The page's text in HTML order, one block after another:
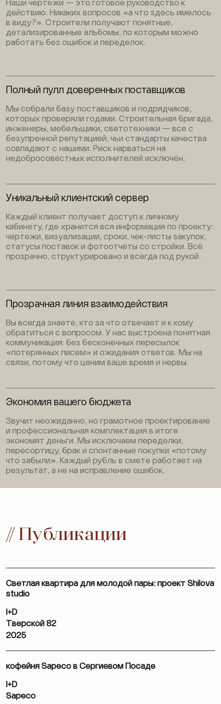
Наши чертежи — это готовое руководство к
действию. Никаких вопросов «а что здесь имелось
в виду?». Строители получают понятные,
детализированные альбомы, по которым можно
работать без ошибок и переделок.
Полный пулл доверенных поставщиков
Мы собрали базу поставщиков и подрядчиков,
которых проверяли годами. Строительная бригада,
инженеры, мебельщики, светотехники — все с
безупречной репутацией, чьи стандарты качества
совпадают с нашими. Риск нарваться на
недобросовестных исполнителей исключён.
Уникальный клиентский сервер
Каждый клиент получает доступ к личному
кабинету, где хранится вся информация по проекту:
чертежи, визуализации, сроки, чек-листы закупок,
статусы поставок и фотоотчёты со стройки. Всё
прозрачно, структурировано и всегда под рукой.
Прозрачная линия взаимодействия
Вы всегда знаете, кто за что отвечает и к кому
обратиться с вопросом. У нас выстроена понятная
коммуникация: без бесконечных пересылок
«потерянных писем» и ожидания ответов. Мы на
связи, потому что ценим ваше время и нервы.
Экономия вашего бюджета
Звучит неожиданно, но грамотное проектирование
и профессиональная комплектация в итоге
экономят деньги. Мы исключаем переделки,
пересортицу, брак и спонтанные покупки «потому
что забыли». Каждый рубль в смете работает на
результат, а не на исправление ошибок.
// Публикации
Светлая квартира для молодой пары: проект Shilova
studio
I+D
Тверской 82
2025
кофейня Sapeco в Сергиевом Посаде
I+D
Sapeco